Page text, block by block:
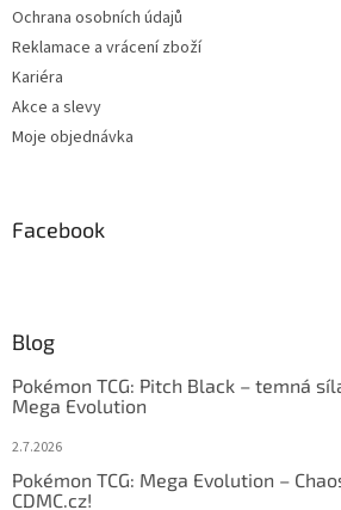
Ochrana osobních údajů
Reklamace a vrácení zboží
Kariéra
Akce a slevy
Moje objednávka
Facebook
Blog
Pokémon TCG: Pitch Black – temná
Mega Evolution
2.7.2026
Pokémon TCG: Mega Evolution –
CDMC.cz!